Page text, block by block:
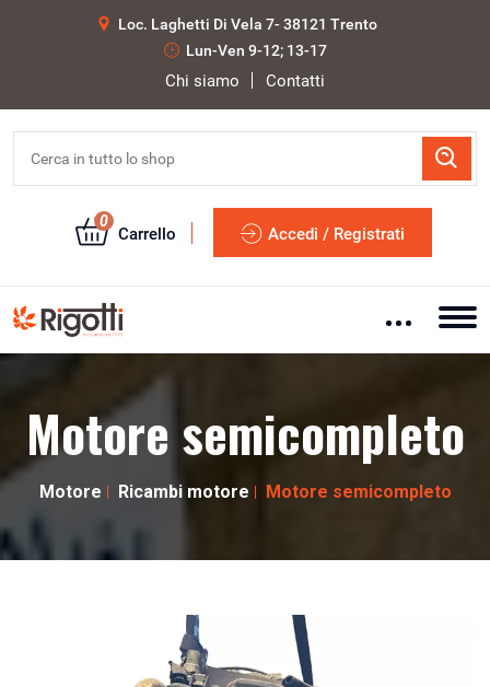
Loc. Laghetti Di Vela 7- 38121 Trento
Lun-Ven 9-12; 13-17
Chi siamo Contatti
0
Carrello Accedi / Registrati
Motore semicompleto
Motore Ricambi motore Motore semicompleto